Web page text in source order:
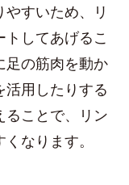
すいため、リ
トしてあげるこ
足の筋肉を動か
活用したりする
ることで、リン
なります。